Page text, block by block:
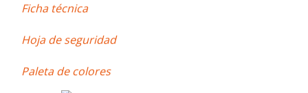
Ficha técnica
Hoja de seguridad
Paleta de colores